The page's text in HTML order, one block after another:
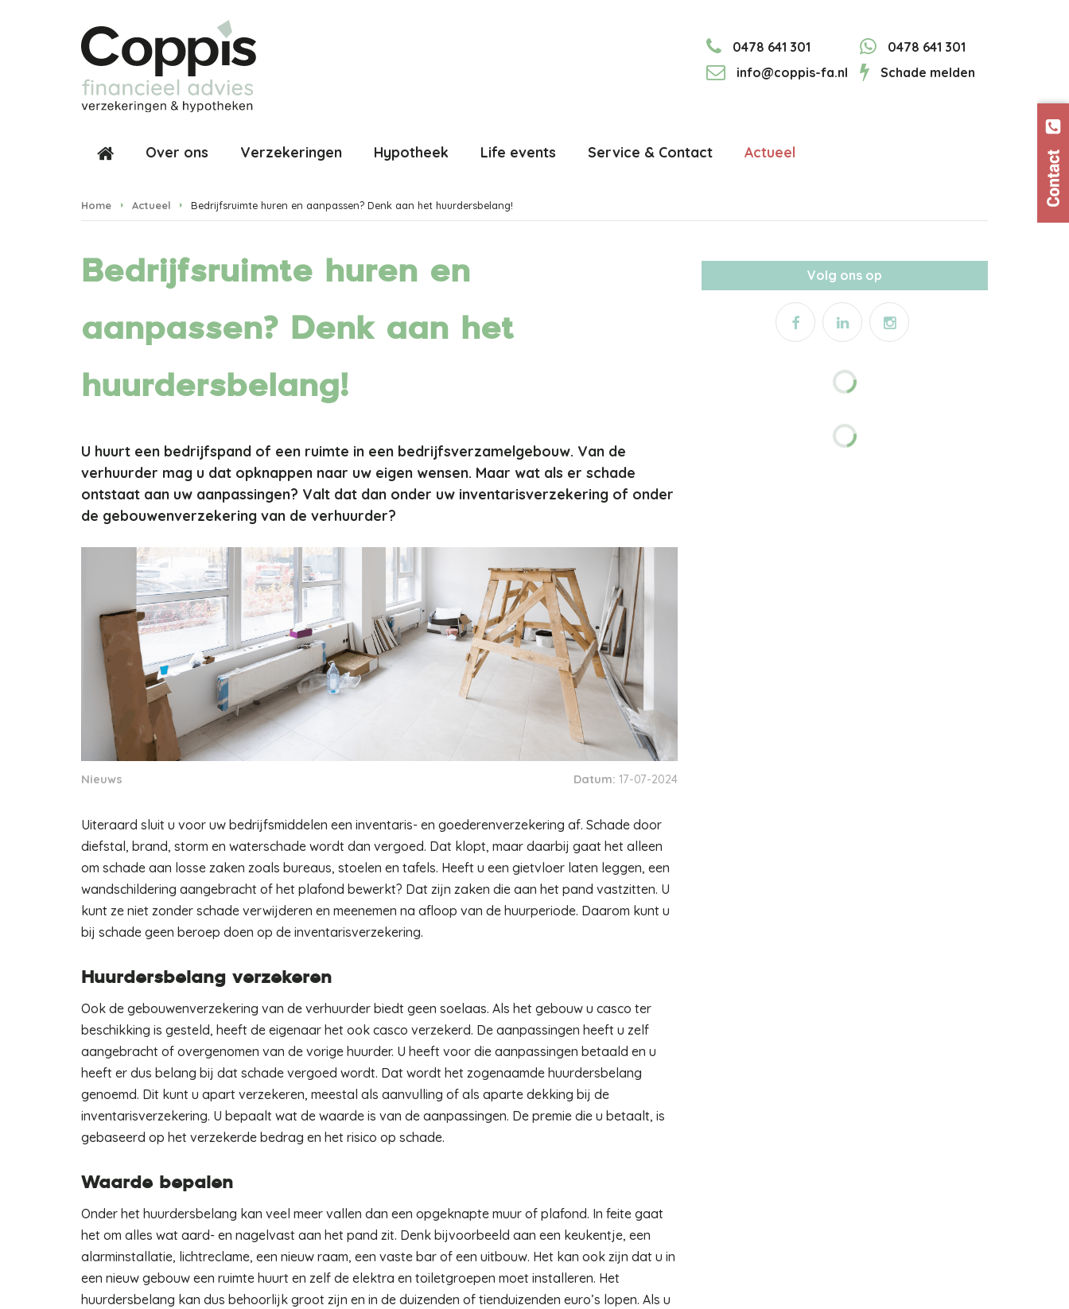
0478 641 301
info@coppis-fa.nl
0478 641 301
Schade melden
Over ons Verzekeringen Hypotheek Life events Service & Contact Actueel
Home Actueel Bedrijfsruimte huren en aanpassen? Denk aan het huurdersbelang!
Bedrijfsruimte huren en
aanpassen? Denk aan het
huurdersbelang!
U huurt een bedrijfspand of een ruimte in een bedrijfsverzamelgebouw. Van de
verhuurder mag u dat opknappen naar uw eigen wensen. Maar wat als er schade
ontstaat aan uw aanpassingen? Valt dat dan onder uw inventarisverzekering of onder
de gebouwenverzekering van de verhuurder?
Nieuws Datum: 17-07-2024
Uiteraard sluit u voor uw bedrijfsmiddelen een inventaris- en goederenverzekering af. Schade door
diefstal, brand, storm en waterschade wordt dan vergoed. Dat klopt, maar daarbij gaat het alleen
om schade aan losse zaken zoals bureaus, stoelen en tafels. Heeft u een gietvloer laten leggen, een
wandschildering aangebracht of het plafond bewerkt? Dat zijn zaken die aan het pand vastzitten. U
kunt ze niet zonder schade verwijderen en meenemen na afloop van de huurperiode. Daarom kunt u
bij schade geen beroep doen op de inventarisverzekering.
Huurdersbelang verzekeren
Ook de gebouwenverzekering van de verhuurder biedt geen soelaas. Als het gebouw u casco ter
beschikking is gesteld, heeft de eigenaar het ook casco verzekerd. De aanpassingen heeft u zelf
aangebracht of overgenomen van de vorige huurder. U heeft voor die aanpassingen betaald en u
heeft er dus belang bij dat schade vergoed wordt. Dat wordt het zogenaamde huurdersbelang
genoemd. Dit kunt u apart verzekeren, meestal als aanvulling of als aparte dekking bij de
inventarisverzekering. U bepaalt wat de waarde is van de aanpassingen. De premie die u betaalt, is
gebaseerd op het verzekerde bedrag en het risico op schade.
Waarde bepalen
Onder het huurdersbelang kan veel meer vallen dan een opgeknapte muur of plafond. In feite gaat
het om alles wat aard- en nagelvast aan het pand zit. Denk bijvoorbeeld aan een keukentje, een
alarminstallatie, lichtreclame, een nieuw raam, een vaste bar of een uitbouw. Het kan ook zijn dat u in
een nieuw gebouw een ruimte huurt en zelf de elektra en toiletgroepen moet installeren. Het
huurdersbelang kan dus behoorlijk groot zijn en in de duizenden of tienduizenden euro’s lopen. Als u
Volg ons op